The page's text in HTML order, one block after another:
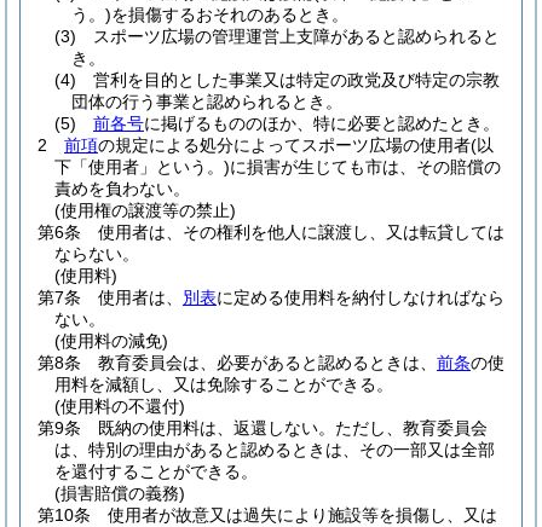
う。)を損傷するおそれのあるとき。
(3)
スポーツ広場の管理運営上支障があると認められると
き。
(4)
営利を目的とした事業又は特定の政党及び特定の宗教
団体の行う事業と認められるとき。
(5)
前各号に掲げるもののほか、特に必要と認めたとき。
2
前項の規定による処分によってスポーツ広場の使用者(以
下「使用者」という。)に損害が生じても市は、その賠償の
責めを負わない。
(使用権の譲渡等の禁止)
第6条
使用者は、その権利を他人に譲渡し、又は転貸しては
ならない。
(使用料)
第7条
使用者は、 別表に定める使用料を納付しなければなら
ない。
(使用料の減免)
第8条
教育委員会は、必要があると認めるときは、 前条の使
用料を減額し、又は免除することができる。
(使用料の不還付)
第9条
既納の使用料は、返還しない。 ただし、教育委員会
は、特別の理由があると認めるときは、その一部又は全部
を還付することができる。
(損害賠償の義務)
第10条
使用者が故意又は過失により施設等を損傷し、又は